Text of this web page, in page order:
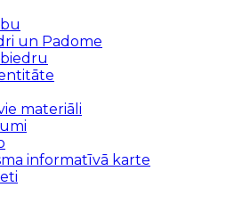
un Padome
materiāli
informatīvā karte